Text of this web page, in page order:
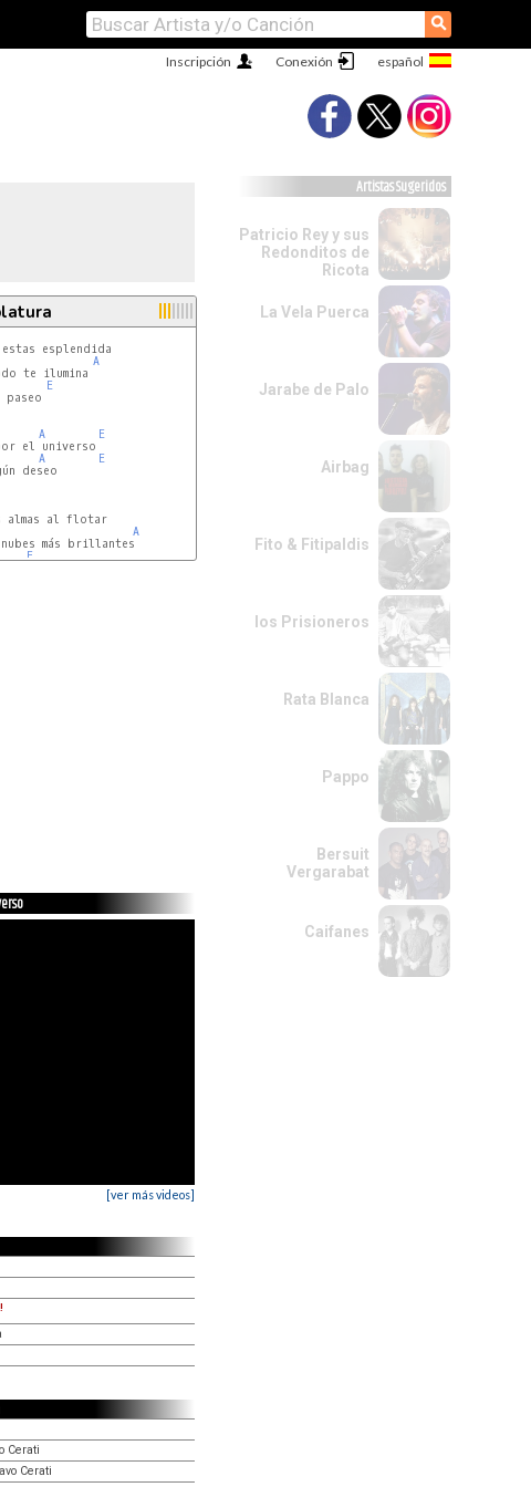
⚲
Conexión
Inscripción
A
te ilumina
E
paseo
A
E
A
E
deseo
A
más brillantes
E
[ver más videos]
Cerati
Cerati
Artistas Sugeridos
Patricio Rey y sus
Redonditos de
Ricota
La Vela Puerca
Jarabe de Palo
Airbag
Fito & Fitipaldis
los Prisioneros
Rata Blanca
Pappo
Bersuit
Vergarabat
Caifanes